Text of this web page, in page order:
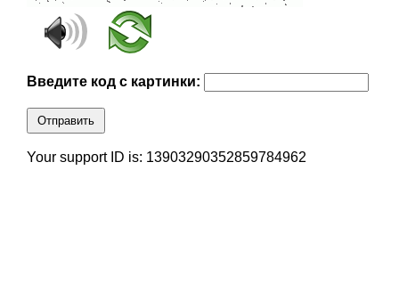
Введите код с картинки:
Отправить
Your support ID is: 13903290352859784962